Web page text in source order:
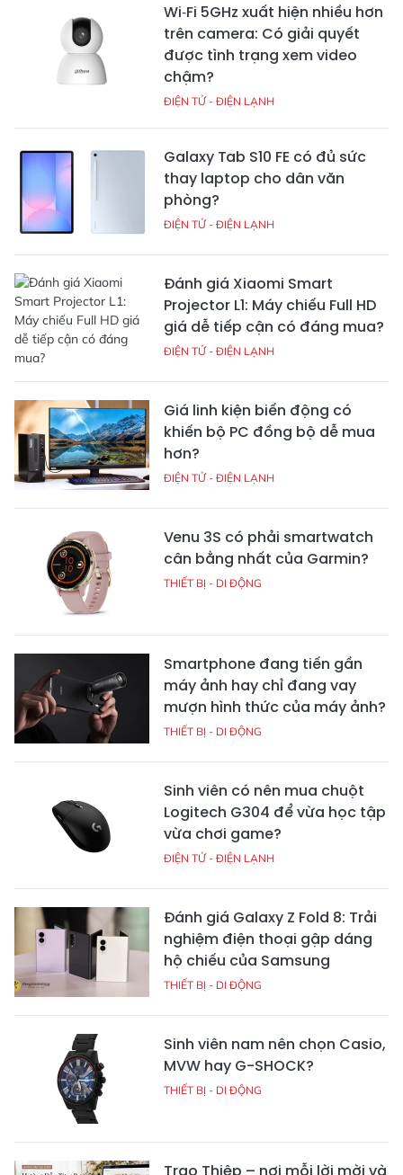
Wi‑Fi 5GHz xuất hiện nhiều hơn
trên camera: Có giải quyết
được tình trạng xem video
chậm?
ĐIỆN TỬ - ĐIỆN LẠNH
Galaxy Tab S10 FE có đủ sức
thay laptop cho dân văn
phòng?
ĐIỆN TỬ - ĐIỆN LẠNH
Đánh giá Xiaomi Smart
Projector L1: Máy chiếu Full HD
giá dễ tiếp cận có đáng mua?
ĐIỆN TỬ - ĐIỆN LẠNH
Giá linh kiện biến động có
khiến bộ PC đồng bộ dễ mua
hơn?
ĐIỆN TỬ - ĐIỆN LẠNH
Venu 3S có phải smartwatch
cân bằng nhất của Garmin?
THIẾT BỊ - DI ĐỘNG
Smartphone đang tiến gần
máy ảnh hay chỉ đang vay
mượn hình thức của máy ảnh?
THIẾT BỊ - DI ĐỘNG
Sinh viên có nên mua chuột
Logitech G304 để vừa học tập
vừa chơi game?
ĐIỆN TỬ - ĐIỆN LẠNH
Đánh giá Galaxy Z Fold 8: Trải
nghiệm điện thoại gập dáng
hộ chiếu của Samsung
THIẾT BỊ - DI ĐỘNG
Sinh viên nam nên chọn Casio,
MVW hay G-SHOCK?
THIẾT BỊ - DI ĐỘNG
Trao Thiệp – nơi mỗi lời mời và